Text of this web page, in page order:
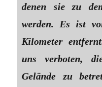
denen sie zu
werden. Es ist
Kilometer
uns verboten,
Gelände zu